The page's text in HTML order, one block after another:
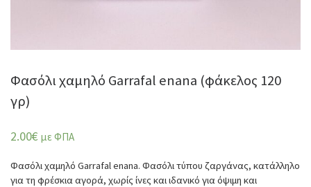
Φασόλι χαμηλό Garrafal enana (φάκελος 120
γρ)
2.00€ με ΦΠΑ
Φασόλι χαμηλό Garrafal enana. Φασόλι τύπου ζαργάνας, κατάλληλο
για τη φρέσκια αγορά, χωρίς ίνες και ιδανικό για όψιμη και